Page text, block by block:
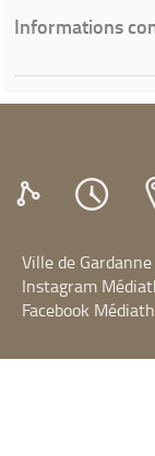
Informations
Ville de Gardanne
Instagram
Facebook